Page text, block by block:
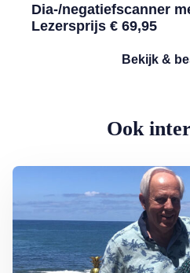
Dia-/negatiefscanner
Lezersprijs € 69,95
Bekijk &
Ook
Lees meer over Zó vieren Arthur